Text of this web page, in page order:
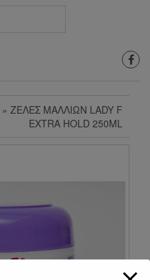
» ΖΕΛΈΣ ΜΑΛΛΙΏΝ LADY F
EXTRA HOLD 250ML